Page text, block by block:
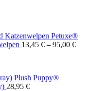
Petuxe®
13,45 € – 95,00 €
Plush Puppy®
28,95 €